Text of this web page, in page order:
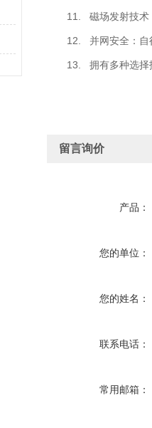
11. 磁场发射技术：
12. 并网安全：自行
13. 拥有多种选择
留言询价
产品：
您的单位：
您的姓名：
联系电话：
常用邮箱：